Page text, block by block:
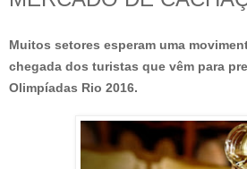
Muitos setores esperam uma
chegada dos turistas que vêm para
Olimpíadas Rio 2016.